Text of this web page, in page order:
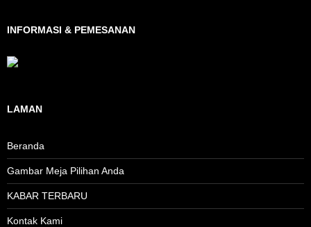
INFORMASI & PEMESANAN
LAMAN
Beranda
Gambar Meja Pilihan Anda
KABAR TERBARU
Kontak Kami